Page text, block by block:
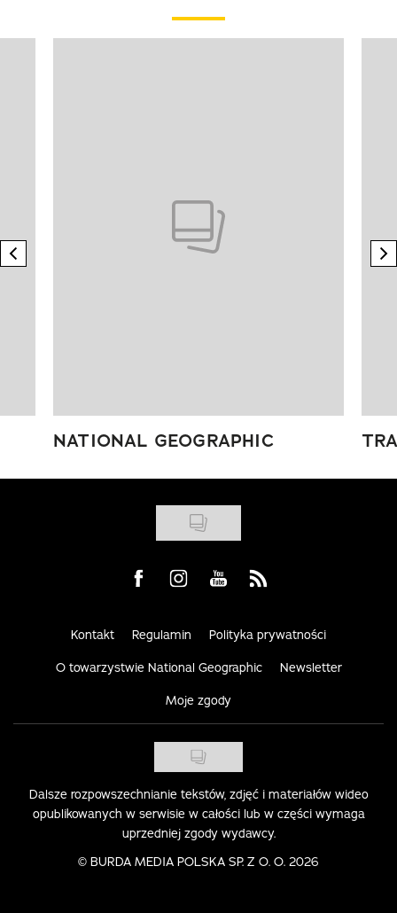
previous element
NATIONAL GEOGRAPHIC
Visit us on Facebook
Visit us on Instagram
Visit us on Youtube
Visit us on Rss
Kontakt Regulamin Polityka prywatności
O towarzystwie National Geographic Newsletter
Moje zgody
Dalsze rozpowszechnianie tekstów, zdjęć i materiałów wideo
opublikowanych w serwisie w całości lub w części wymaga
uprzedniej zgody wydawcy.
© BURDA MEDIA POLSKA SP. Z O. O. 2026